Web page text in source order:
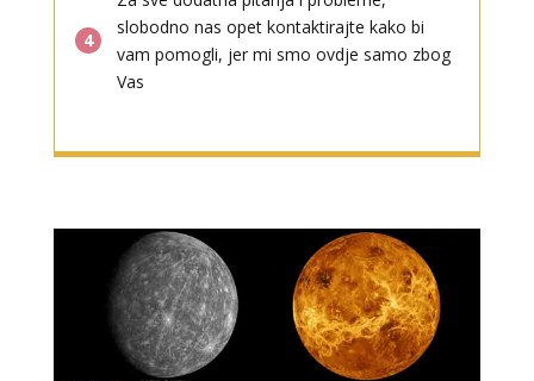
4
slobodno nas opet kontaktirajte kako bi
vam pomogli, jer mi smo ovdje samo zbog
Vas